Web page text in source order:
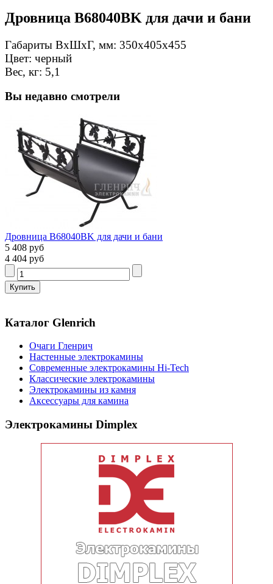
Дровница B68040BK для дачи и бани
Габариты ВxШxГ, мм: 350х405х455
Цвет: черный
Вес, кг: 5,1
Вы недавно смотрели
Дровница B68040BK для дачи и бани
5 408 руб
4 404 руб
Каталог Glenrich
Очаги Гленрич
Настенные электрокамины
Современные электрокамины Hi-Tech
Классические электрокамины
Электрокамины из камня
Аксессуары для камина
Электрокамины Dimplex